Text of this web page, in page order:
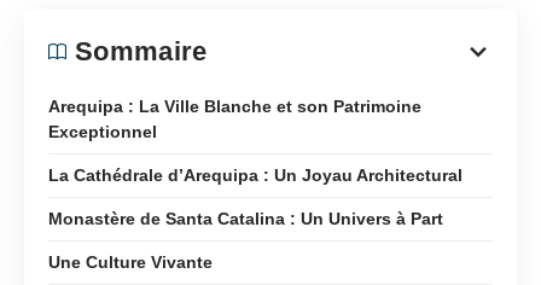
Sommaire
Arequipa : La Ville Blanche et son Patrimoine
Exceptionnel
La Cathédrale d’Arequipa : Un Joyau Architectural
Monastère de Santa Catalina : Un Univers à Part
Une Culture Vivante